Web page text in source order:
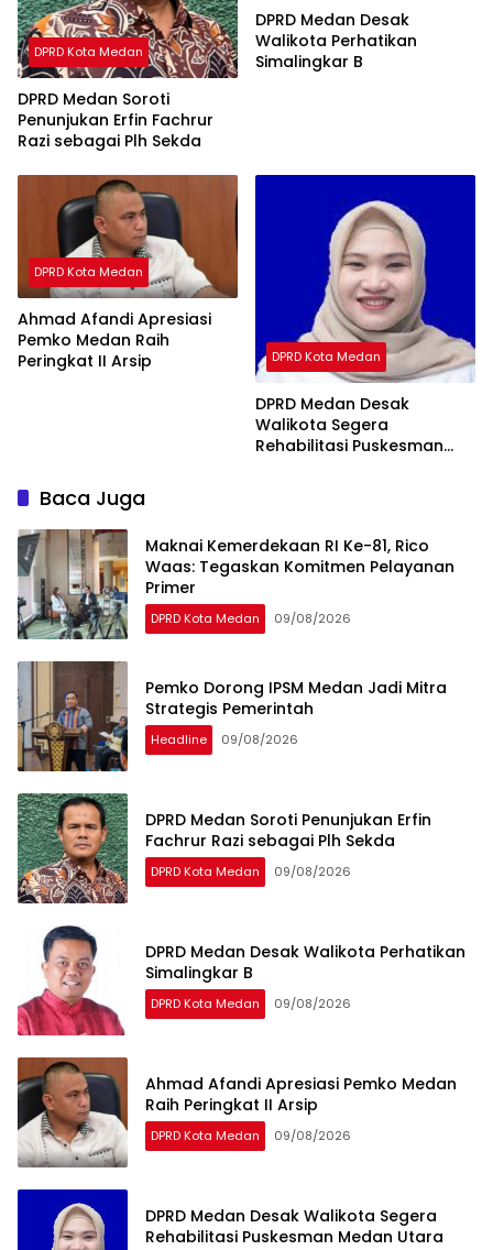
DPRD Kota Medan
DPRD Medan Soroti
Penunjukan Erfin Fachrur
Razi sebagai Plh Sekda
DPRD Medan Desak
Walikota Perhatikan
Simalingkar B
DPRD Kota Medan
Ahmad Afandi Apresiasi
Pemko Medan Raih
Peringkat II Arsip
DPRD Kota Medan
DPRD Medan Desak
Walikota Segera
Rehabilitasi Puskesman
Baca Juga
Maknai Kemerdekaan RI Ke-81, Rico
Waas: Tegaskan Komitmen Pelayanan
Primer
DPRD Kota Medan 09/08/2026
Pemko Dorong IPSM Medan Jadi Mitra
Strategis Pemerintah
Headline 09/08/2026
DPRD Medan Soroti Penunjukan Erfin
Fachrur Razi sebagai Plh Sekda
DPRD Kota Medan 09/08/2026
DPRD Medan Desak Walikota Perhatikan
Simalingkar B
DPRD Kota Medan 09/08/2026
Ahmad Afandi Apresiasi Pemko Medan
Raih Peringkat II Arsip
DPRD Kota Medan 09/08/2026
DPRD Medan Desak Walikota Segera
Rehabilitasi Puskesman Medan Utara